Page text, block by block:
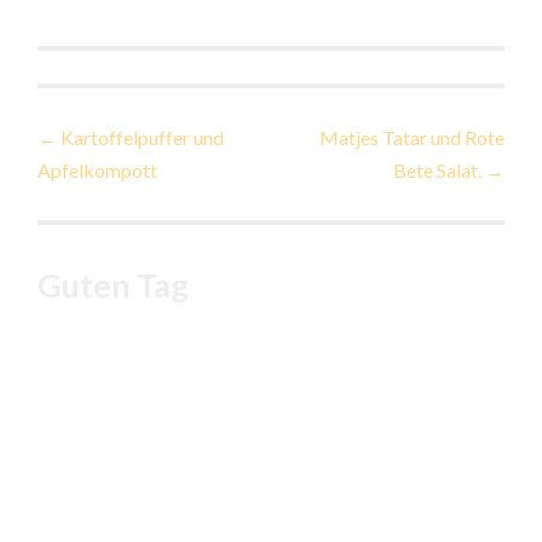
Beitragsnavigation
← Kartoffelpuffer und
Apfelkompott
Matjes Tatar und Rote
Bete Salat. →